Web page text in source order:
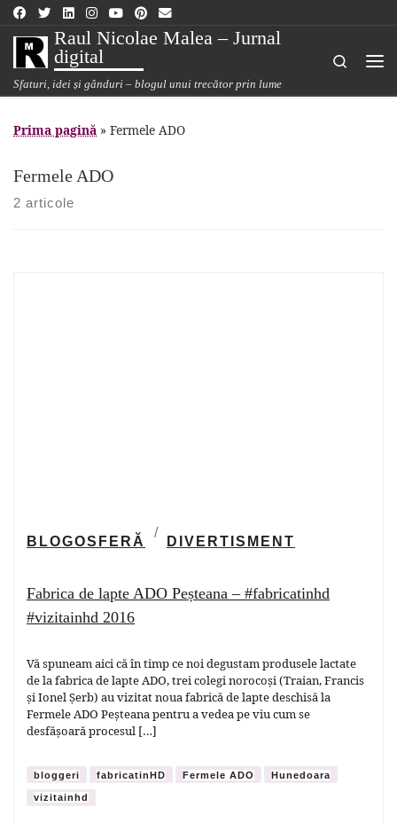
Raul Nicolae Malea – Jurnal
digital
Sfaturi, idei și gânduri – blogul unui trecător prin lume
Search
Prima pagină » Fermele ADO
Fermele ADO
2 articole
BLOGOSFERĂ DIVERTISMENT
Fabrica de lapte ADO Peșteana – #fabricatinhd
#vizitainhd 2016
Vă spuneam aici că în timp ce noi degustam produsele lactate
de la fabrica de lapte ADO, trei colegi norocoși (Traian, Francis
și Ionel Șerb) au vizitat noua fabrică de lapte deschisă la
Fermele ADO Peșteana pentru a vedea pe viu cum se
desfășoară procesul […]
bloggeri fabricatinHD Fermele ADO Hunedoara
vizitainhd